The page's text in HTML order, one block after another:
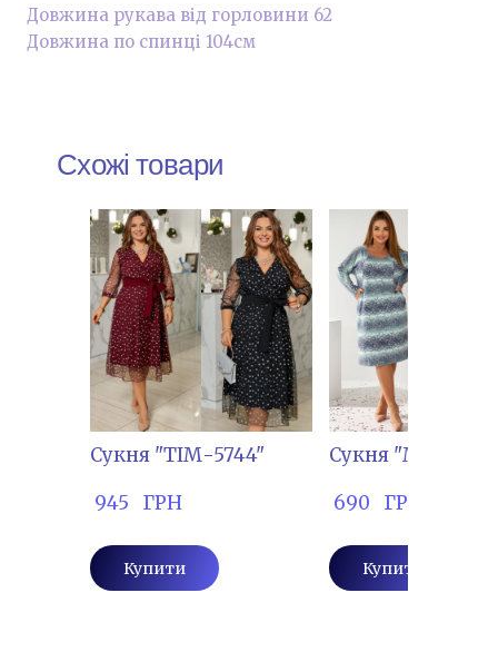
Довжина рукава від горловини 62
Довжина по спинці 104см
Схожі товари
Сукня "ТІМ-5744"
945   ГРН
Купити
Сукня "МАНА-
690   ГРН
Купити